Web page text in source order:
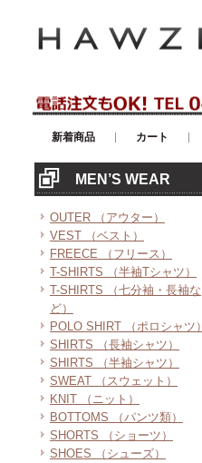
新着商品 カート
MEN’S WEAR
OUTER （アウター）
VEST （ベスト）
FREECE （フリース）
T-SHIRTS （半袖Tシャツ）
T-SHIRTS （七分袖・長袖な
ど）
POLO SHIRT （ポロシャツ）
SHIRTS （長袖シャツ）
SHIRTS （半袖シャツ）
SWEAT （スウェット）
KNIT （ニット）
BOTTOMS （パンツ類）
SHORTS （ショーツ）
SHOES （シューズ）